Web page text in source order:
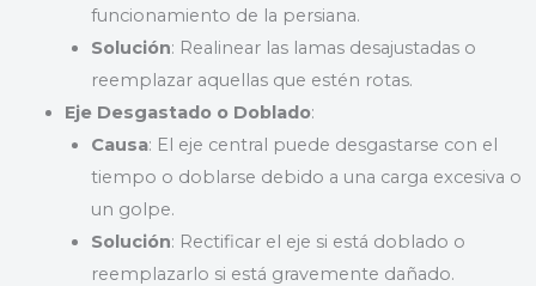
funcionamiento de la persiana.
Solución: Realinear las lamas desajustadas o
reemplazar aquellas que estén rotas.
Eje Desgastado o Doblado:
Causa: El eje central puede desgastarse con el
tiempo o doblarse debido a una carga excesiva o
un golpe.
Solución: Rectificar el eje si está doblado o
reemplazarlo si está gravemente dañado.